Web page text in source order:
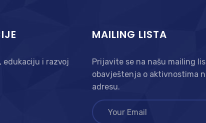
edukaciju i razvoj
MAILING LISTA
Prijavite se na našu mailing
obavještenja o aktivnostima
adresu.